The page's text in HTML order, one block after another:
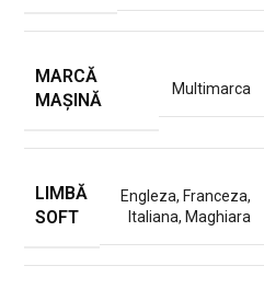
MARCĂ
MAȘINĂ
Multimarca
LIMBĂ
SOFT
Engleza, Franceza,
Italiana, Maghiara